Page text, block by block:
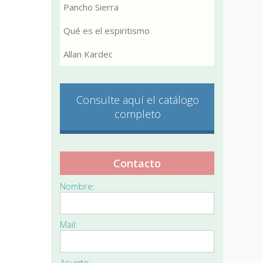
Pancho Sierra
Qué es el espiritismo
Allan Kardec
Consulte aquí el catálogo
completo
Contacto
Nombre:
Mail: